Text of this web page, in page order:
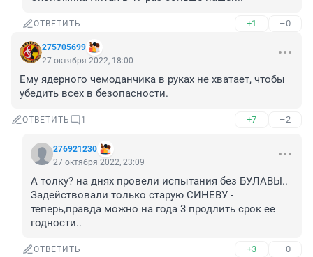
ОТВЕТИТЬ +1 –0
275705699
27 октября 2022, 18:00
Ему ядерного чемоданчика в руках не хватает, чтобы
убедить всех в безопасности.
ОТВЕТИТЬ 1 +7 –2
276921230
27 октября 2022, 23:09
А толку? на днях провели испытания без БУЛАВЫ..
Задействовали только старую СИНЕВУ -
теперь,правда можно на года 3 продлить срок ее
годности..
ОТВЕТИТЬ +3 –0